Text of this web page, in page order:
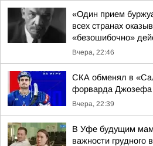
«Один прием
всех странах
«безошибочно»
Вчера, 22:46
СКА обменял в
форварда Джозефа
Вчера, 22:39
В Уфе будущим
важности грудного